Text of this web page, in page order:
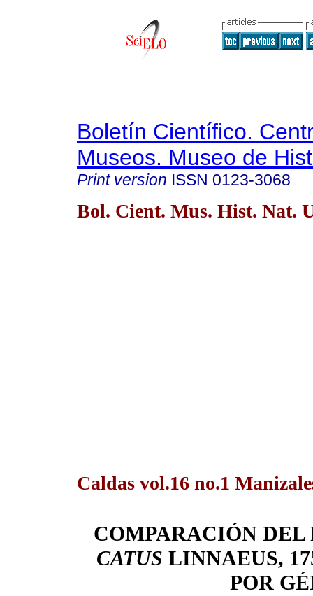
Boletín Científico.
Museos. Museo de
Print version ISSN 0123-3068
Bol. Cient. Mus. Hist. Nat.
Caldas vol.16 no.1
COMPARACIÓN
CATUS LINNAEUS,
POR